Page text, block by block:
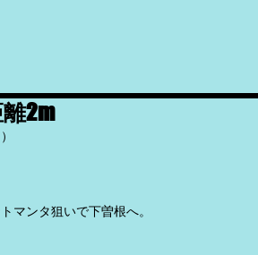
2m
マンタ狙いで下曽根へ。